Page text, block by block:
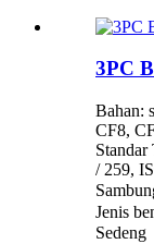
3PC
Bahan:
CF8,
/ 259,
Jenis